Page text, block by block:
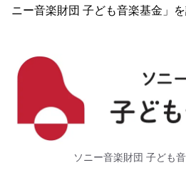
ニー音楽財団 子ども音楽基金」
ソニー音楽財団 子ども